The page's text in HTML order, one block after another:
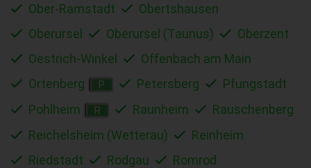
Ober-Ramstadt
Obertshausen
Oberursel
Oberursel (Taunus)
Oberzent
Oestrich-Winkel
Offenbach am Main
Ortenberg
P Petersberg
Pfungstadt
Pohlheim
R Raunheim
Rauschenberg
Reichelsheim (Wetterau)
Reinheim
Riedstadt
Rodgau
Romrod